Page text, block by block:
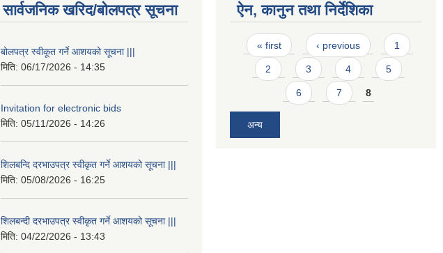
सार्वजनिक खरिद/बोलपत्र सूचना
बोलपत्र स्वीकूत गर्ने आशयको सूचना |||
मिति: 06/17/2026 - 14:35
Invitation for electronic bids
मिति: 05/11/2026 - 14:26
शिलबन्दि दरभाउपत्र स्वीकृत गर्ने आशयको सूचना |||
मिति: 05/08/2026 - 16:25
शिलबन्दी दरभाउपत्र स्वीकृत गर्ने आशयको सूचना |||
मिति: 04/22/2026 - 13:43
ऐन, कानुन तथा निर्देशिका
Pages
« first ‹ previous 1
2 3 4 5
6 7 8
अन्य